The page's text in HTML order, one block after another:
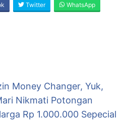
Twitter WhatsApp
Money Changer, Yuk,
Nikmati Potongan
Rp 1.000.000 Sepecial